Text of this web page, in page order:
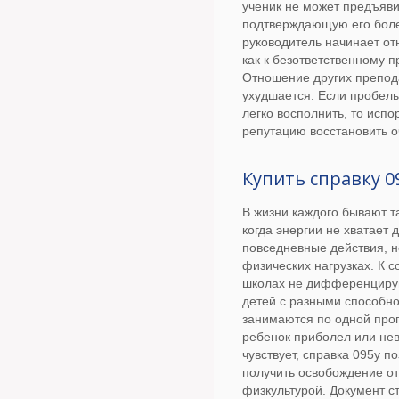
ученик не может
подтверждающую его
руководитель начинает
как к безответственному
Отношение других
ухудшается. Если
легко восполнить, то
репутацию восстановить
Купить справку
В жизни каждого бывают
когда энергии не хватает
повседневные действия,
физических нагрузках. К
школах не
детей с разными
занимаются по одной
ребенок приболел или
чувствует, справка 095у
получить освобождение
физкультурой. Документ